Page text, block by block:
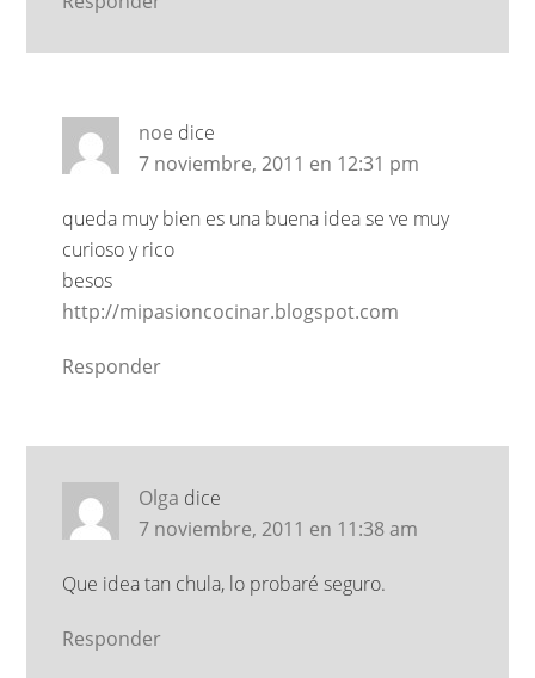
noe dice
7 noviembre, 2011 en 12:31 pm
queda muy bien es una buena idea se ve muy
curioso y rico
besos
http://mipasioncocinar.blogspot.com
Responder
Olga dice
7 noviembre, 2011 en 11:38 am
Que idea tan chula, lo probaré seguro.
Responder